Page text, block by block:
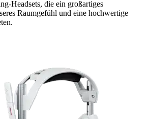
Headsets, die ein großartiges
Raumgefühl und eine hochwertige